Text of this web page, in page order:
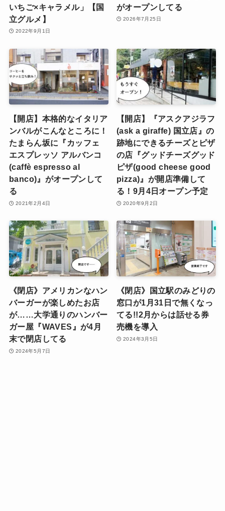
いちご×キャラメル」【国
立グルメ】
2022年9月1日
がオープンしてる
2026年7月25日
【開店】本格的なイタリア
ンバルがこんなところに！
たまらん坂に『カッフェ
エスプレッソ アルバンコ
(caffè espresso al
banco)』がオープンして
る
2021年2月4日
【開店】『アスクアジラフ
(ask a giraffe) 国立店』の
跡地にできるチーズとピザ
の店『グッドチーズグッド
ピザ(good cheese good
pizza)』が開店準備して
る！9月4日オープン予定
2020年9月2日
《閉店》アメリカンなハン
バーガーが楽しめたお店
が……大学通りのハンバー
ガー屋『WAVES』が4月
末で閉店してる
2024年5月7日
《閉店》国立駅のみどりの
窓口が1月31日で無くなっ
てる!!2月からは話せる券
売機を導入
2024年3月5日